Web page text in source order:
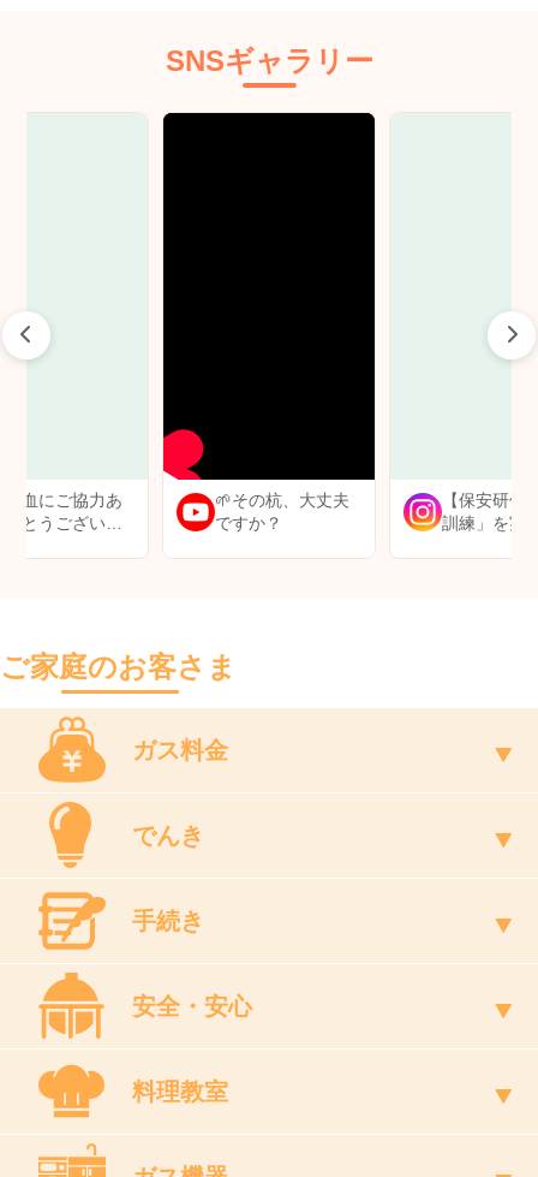
SNSギャラリー
献血にご協力あ
がとうございま
🌱その杭、大丈夫
ですか？
【保安研修
訓練」を実
ご家庭のお客さま
ガス料金
でんき
手続き
安全・安心
料理教室